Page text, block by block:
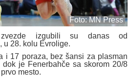
Foto: MN Press
zvezde izgubili su danas od
u 28. kolu Evrolige.
i 17 poraza, bez šansi za plasman
je Fenerbahče sa skorom 20/8
mesto.